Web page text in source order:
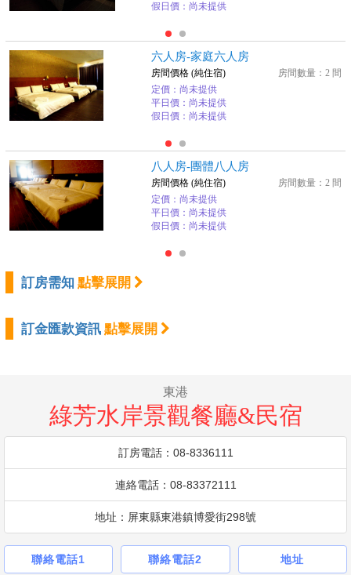
假日價：尚未提供
六人房-家庭六人房
房間數量：2 間
房間價格 (純住宿)
定價：尚未提供
平日價：尚未提供
假日價：尚未提供
八人房-團體八人房
房間數量：2 間
房間價格 (純住宿)
定價：尚未提供
平日價：尚未提供
假日價：尚未提供
訂房需知 點擊展開
訂金匯款資訊 點擊展開
東港
綠芳水岸景觀餐廳&民宿
訂房電話：08-8336111
連絡電話：08-83372111
地址：屏東縣東港鎮博愛街298號
聯絡電話1 聯絡電話2 地址